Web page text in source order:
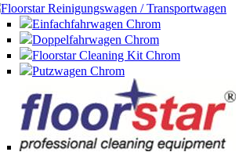
Floorstar Reinigungswagen / Transportwagen
Einfachfahrwagen Chrom
Doppelfahrwagen Chrom
Floorstar Cleaning Kit Chrom
Putzwagen Chrom